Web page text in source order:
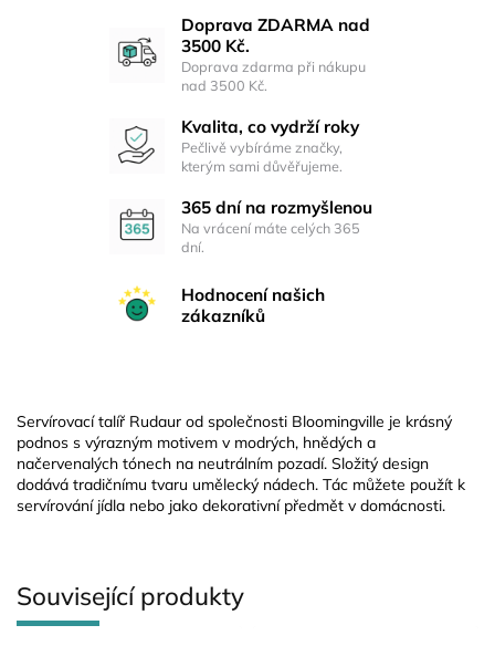
Doprava ZDARMA nad
3500 Kč.
Doprava zdarma při nákupu
nad 3500 Kč.
Kvalita, co vydrží roky
Pečlivě vybíráme značky,
kterým sami důvěřujeme.
365 dní na rozmyšlenou
Na vrácení máte celých 365
dní.
Hodnocení našich
zákazníků
Související produkty
Servírovací talíř Rudaur od společnosti Bloomingville je krásný
podnos s výrazným motivem v modrých, hnědých a
načervenalých tónech na neutrálním pozadí. Složitý design
dodává tradičnímu tvaru umělecký nádech. Tác můžete použít k
servírování jídla nebo jako dekorativní předmět v domácnosti.